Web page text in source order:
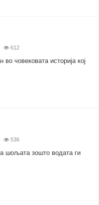
612
човековата историја кој
536
шољата зошто водата ги